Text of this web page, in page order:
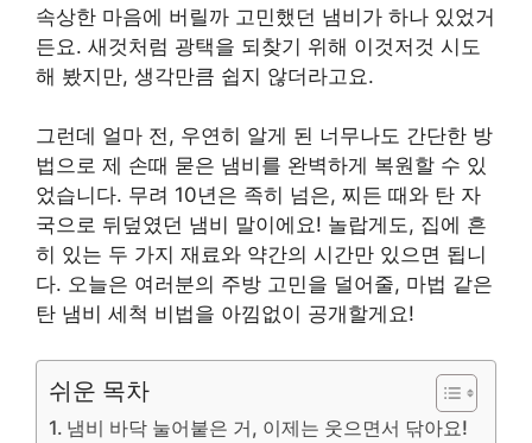
속상한 마음에 버릴까 고민했던 냄비가 하나 있었거
든요. 새것처럼 광택을 되찾기 위해 이것저것 시도
해 봤지만, 생각만큼 쉽지 않더라고요.
그런데 얼마 전, 우연히 알게 된 너무나도 간단한 방
법으로 제 손때 묻은 냄비를 완벽하게 복원할 수 있
었습니다. 무려 10년은 족히 넘은, 찌든 때와 탄 자
국으로 뒤덮였던 냄비 말이에요! 놀랍게도, 집에 흔
히 있는 두 가지 재료와 약간의 시간만 있으면 됩니
다. 오늘은 여러분의 주방 고민을 덜어줄, 마법 같은
탄 냄비 세척 비법을 아낌없이 공개할게요!
쉬운 목차
냄비 바닥 눌어붙은 거, 이제는 웃으면서 닦아요!